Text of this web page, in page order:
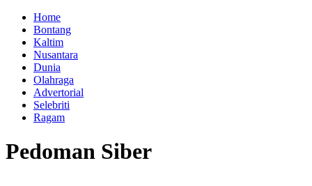
Home
Bontang
Kaltim
Nusantara
Dunia
Olahraga
Advertorial
Selebriti
Ragam
Pedoman Siber